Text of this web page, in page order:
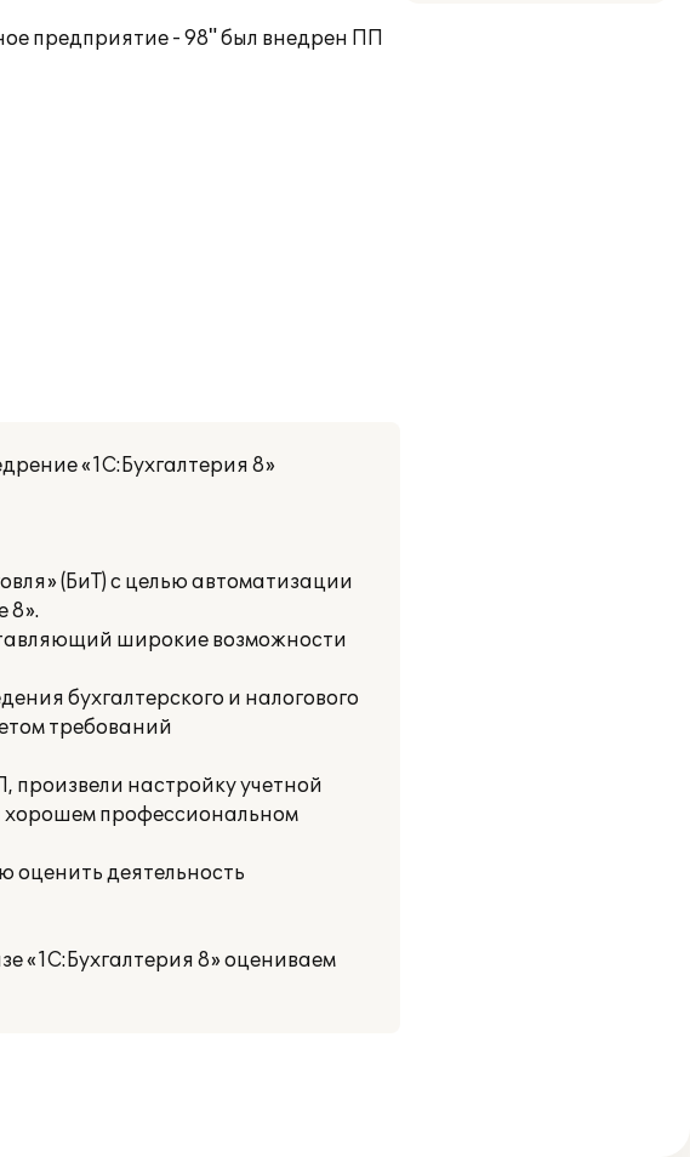
предприятие - 98" был внедрен ПП
«1С:Бухгалтерия 8»
(БиТ) с целью автоматизации
8».
широкие возможности
бухгалтерского и налогового
требований
произвели настройку учетной
хорошем профессиональном
оценить деятельность
«1С:Бухгалтерия 8» оцениваем